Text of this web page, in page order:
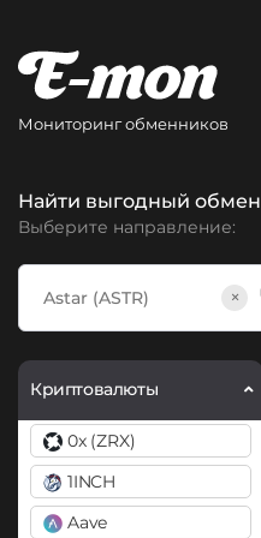
Мониторинг обменников
Найти выгодный обмен
Выберите направление:
×
Криптовалюты
0x (ZRX)
1INCH
Aave